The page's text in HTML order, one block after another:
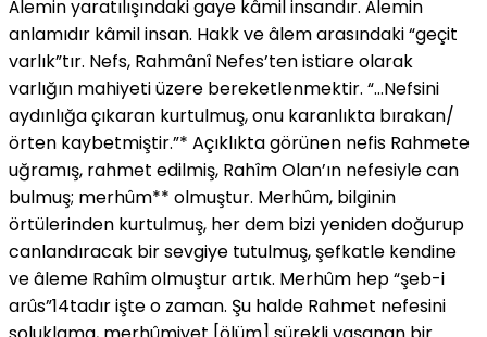
Âlemin yaratılışındaki gaye kâmil insandır. Âlemin
anlamıdır kâmil insan. Hakk ve âlem arasındaki “geçit
varlık”tır. Nefs, Rahmânî Nefes’ten istiare olarak
varlığın mahiyeti üzere bereketlenmektir. “…Nefsini
aydınlığa çıkaran kurtulmuş, onu karanlıkta bırakan/
örten kaybetmiştir.”* Açıklıkta görünen nefis Rahmete
uğramış, rahmet edilmiş, Rahîm Olan’ın nefesiyle can
bulmuş; merhûm** olmuştur. Merhûm, bilginin
örtülerinden kurtulmuş, her dem bizi yeniden doğurup
canlandıracak bir sevgiye tutulmuş, şefkatle kendine
ve âleme Rahîm olmuştur artık. Merhûm hep “şeb-i
arûs”14tadır işte o zaman. Şu halde Rahmet nefesini